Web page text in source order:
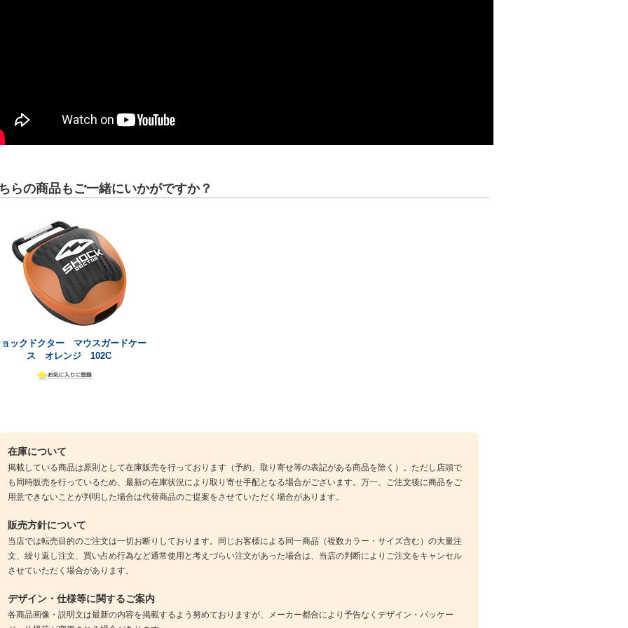
らの商品もご一緒にいかがですか？
ックドクター マウスガードケー
ス オレンジ 102C
在庫について
掲載している商品は原則として在庫販売を行っております（予約、取り寄せ等の表記がある商品を除く）。ただし店頭で
も同時販売を行っているため、最新の在庫状況により取り寄せ手配となる場合がございます。万一、ご注文後に商品をご
用意できないことが判明した場合は代替商品のご提案をさせていただく場合があります。
販売方針について
当店では転売目的のご注文は一切お断りしております。同じお客様による同一商品（複数カラー・サイズ含む）の大量注
文、繰り返し注文、買い占め行為など通常使用と考えづらい注文があった場合は、当店の判断によりご注文をキャンセル
させていただく場合があります。
デザイン・仕様等に関するご案内
各商品画像・説明文は最新の内容を掲載するよう努めておりますが、メーカー都合により予告なくデザイン・パッケー